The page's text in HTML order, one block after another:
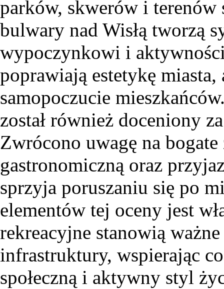
parków, skwerów i terenów
bulwary nad Wisłą tworzą
wypoczynkowi i
poprawiają estetykę
samopoczucie
został również doceniony
Zwrócono uwagę na
gastronomiczną oraz
sprzyja poruszaniu się po
elementów tej oceny jest
rekreacyjne stanowią
infrastruktury, wspierając
społeczną i aktywny styl